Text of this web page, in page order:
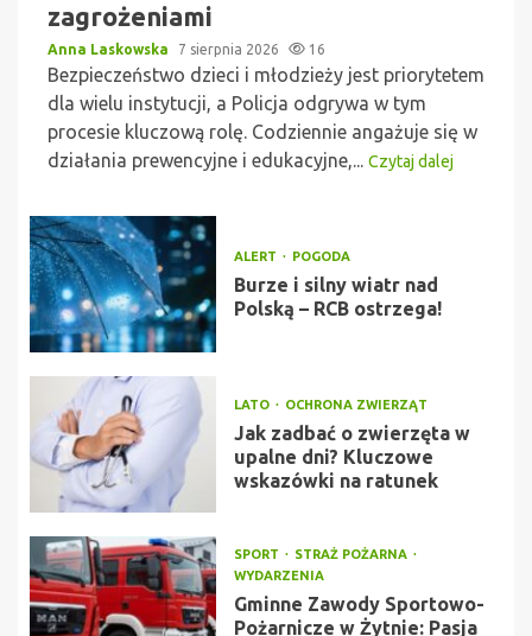
zagrożeniami
Anna Laskowska 7 sierpnia 2026 16
Bezpieczeństwo dzieci i młodzieży jest priorytetem
dla wielu instytucji, a Policja odgrywa w tym
procesie kluczową rolę. Codziennie angażuje się w
działania prewencyjne i edukacyjne,... Czytaj dalej
ALERT POGODA
Burze i silny wiatr nad
Polską – RCB ostrzega!
LATO OCHRONA ZWIERZĄT
Jak zadbać o zwierzęta w
upalne dni? Kluczowe
wskazówki na ratunek
SPORT
STRAŻ POŻARNA
WYDARZENIA
Gminne Zawody Sportowo-
Pożarnicze w Żytnie: Pasja